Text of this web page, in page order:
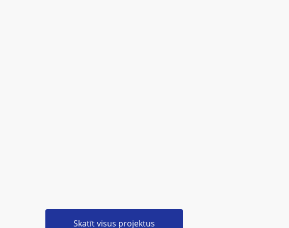
Skatīt visus projektus